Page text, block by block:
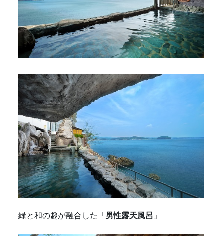
緑と和の趣が融合した「 男性露天風呂 」